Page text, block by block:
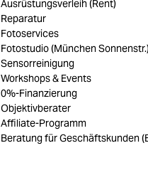
Ausrüstungsverleih (Rent)
Reparatur
Fotoservices
Fotostudio (München
Sensorreinigung
Workshops & Events
0%-Finanzierung
Objektivberater
Affiliate-Programm
Beratung für Geschäftskunden